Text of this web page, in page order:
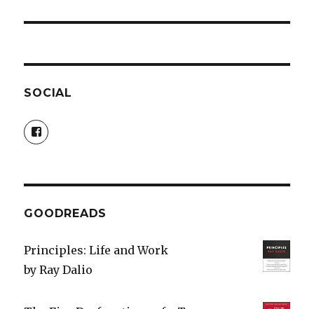
SOCIAL
View
erik.csergezan’s
GOODREADS
Principles: Life and Work
byRay Dalio